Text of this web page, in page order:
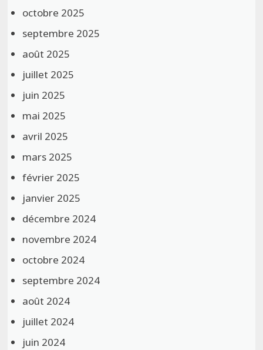
octobre 2025
septembre 2025
août 2025
juillet 2025
juin 2025
mai 2025
avril 2025
mars 2025
février 2025
janvier 2025
décembre 2024
novembre 2024
octobre 2024
septembre 2024
août 2024
juillet 2024
juin 2024